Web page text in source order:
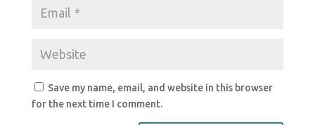
Save my name, email, and website in this browser
for the next time I comment.